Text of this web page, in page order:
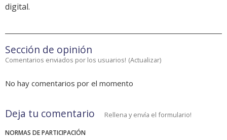
digital.
Sección de opinión
Comentarios enviados por los usuarios! (Actualizar)
No hay comentarios por el momento
Deja tu comentario Rellena y envía el formulario!
NORMAS DE PARTICIPACIÓN